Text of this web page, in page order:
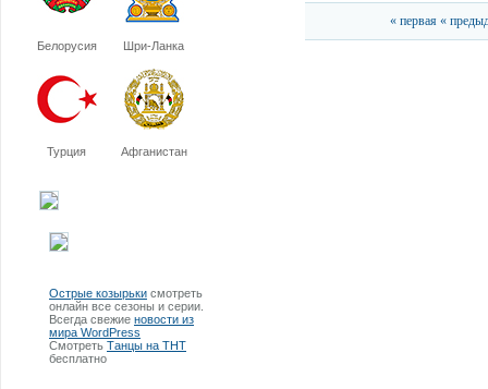
Белорусия Шри-Ланка
Турция Афганистан
Острые козырьки смотреть
онлайн все сезоны и серии.
Всегда свежие новости из
мира WordPress
Смотреть Танцы на ТНТ
бесплатно
« первая «